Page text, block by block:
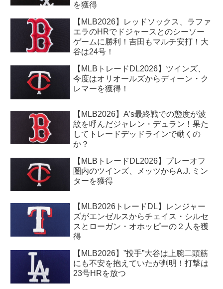
を獲得
【MLB2026】レッドソックス、ラファ
エラのHRでドジャースとのシーソー
ゲームに勝利！吉田もマルチ安打！大
谷は24号！
【MLBトレードDL2026】ツインズ、
今度はオリオールズからディーン・ク
レマーを獲得！
【MLB2026】A’s最終戦での態度が波
紋を呼んだジャレン・デュラン！果た
してトレードデッドラインで動くの
か？
【MLBトレードDL2026】プレーオフ
圏内のツインズ、メッツからA.J. ミン
ターを獲得
【MLB2026トレードDL】レンジャー
ズがエンゼルスからチェイス・シルセ
スとローガン・オホッピーの２人を獲
得
【MLB2026】”投手”大谷は上腕二頭筋
にも不安を抱えていたが判明！打撃は
23号HRを放つ